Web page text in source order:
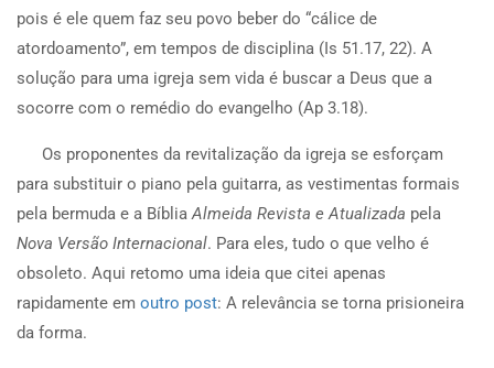
pois é ele quem faz seu povo beber do “cálice de
atordoamento”, em tempos de disciplina (Is 51.17, 22). A
solução para uma igreja sem vida é buscar a Deus que a
socorre com o remédio do evangelho (Ap 3.18).
Os proponentes da revitalização da igreja se esforçam
para substituir o piano pela guitarra, as vestimentas formais
pela bermuda e a BíbliaAlmeida Revista e Atualizada pela
Nova Versão Internacional. Para eles, tudo o que velho é
obsoleto. Aqui retomo uma ideia que citei apenas
rapidamente em outro post: A relevância se torna prisioneira
da forma.